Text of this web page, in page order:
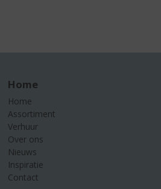
Home
Home
Assortiment
Verhuur
Over ons
Nieuws
Inspiratie
Contact